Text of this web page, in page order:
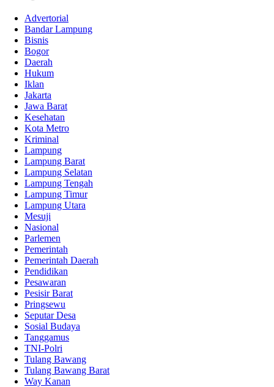
Advertorial
Bandar Lampung
Bisnis
Bogor
Daerah
Hukum
Iklan
Jakarta
Jawa Barat
Kesehatan
Kota Metro
Kriminal
Lampung
Lampung Barat
Lampung Selatan
Lampung Tengah
Lampung Timur
Lampung Utara
Mesuji
Nasional
Parlemen
Pemerintah
Pemerintah Daerah
Pendidikan
Pesawaran
Pesisir Barat
Pringsewu
Seputar Desa
Sosial Budaya
Tanggamus
TNI-Polri
Tulang Bawang
Tulang Bawang Barat
Way Kanan